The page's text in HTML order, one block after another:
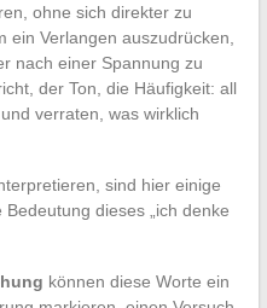
ohne sich direkter zu
ein Verlangen auszudrücken,
nach einer Spannung zu
der Ton, die Häufigkeit: all
verraten, was wirklich
sind hier einige
dieses „ich denke
können diese Worte ein